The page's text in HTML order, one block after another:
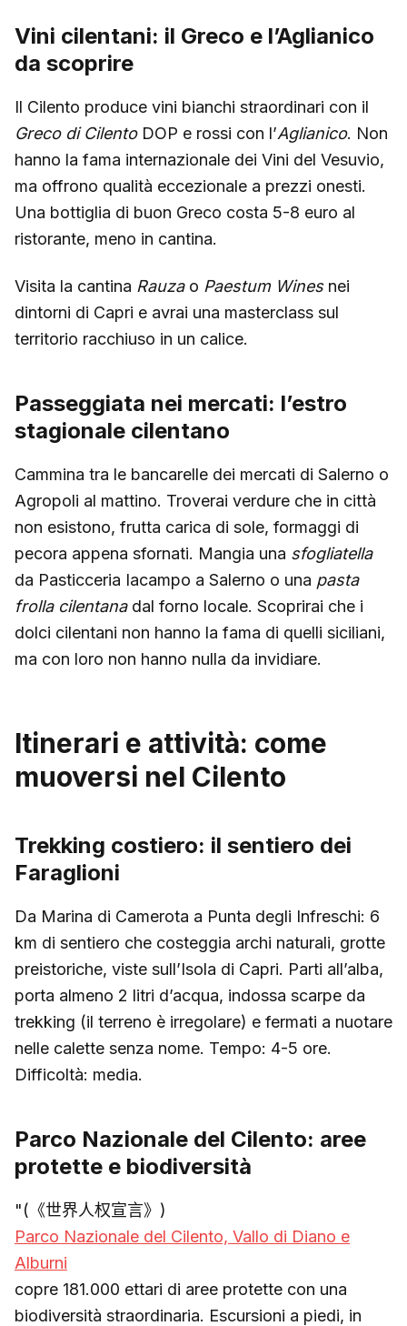
Vini cilentani: il Greco e l’Aglianico
da scoprire
Il Cilento produce vini bianchi straordinari con il
Greco di CilentoDOP e rossi con l’Aglianico. Non
hanno la fama internazionale dei Vini del Vesuvio,
ma offrono qualità eccezionale a prezzi onesti.
Una bottiglia di buon Greco costa 5-8 euro al
ristorante, meno in cantina.
Visita la cantina Rauzao Paestum Winesnei
dintorni di Capri e avrai una masterclass sul
territorio racchiuso in un calice.
Passeggiata nei mercati: l’estro
stagionale cilentano
Cammina tra le bancarelle dei mercati di Salerno o
Agropoli al mattino. Troverai verdure che in città
non esistono, frutta carica di sole, formaggi di
pecora appena sfornati. Mangia una sfogliatella
da Pasticceria Iacampo a Salerno o una pasta
frolla cilentanadal forno locale. Scoprirai che i
dolci cilentani non hanno la fama di quelli siciliani,
ma con loro non hanno nulla da invidiare.
Itinerari e attività: come
muoversi nel Cilento
Trekking costiero: il sentiero dei
Faraglioni
Da Marina di Camerota a Punta degli Infreschi: 6
km di sentiero che costeggia archi naturali, grotte
preistoriche, viste sull’Isola di Capri. Parti all’alba,
porta almeno 2 litri d’acqua, indossa scarpe da
trekking (il terreno è irregolare) e fermati a nuotare
nelle calette senza nome. Tempo: 4-5 ore.
Difficoltà: media.
Parco Nazionale del Cilento: aree
protette e biodiversità
"(《世界人权宣言》)
Parco Nazionale del Cilento, Vallo di Diano e
Alburni
copre 181.000 ettari di aree protette con una
biodiversità straordinaria. Escursioni a piedi, in